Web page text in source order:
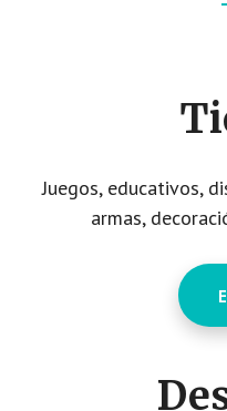
Juegos, educativos,
armas,